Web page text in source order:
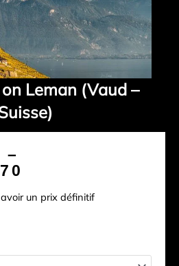
Leman (Vaud –
–
CHF 77.70
un prix définitif